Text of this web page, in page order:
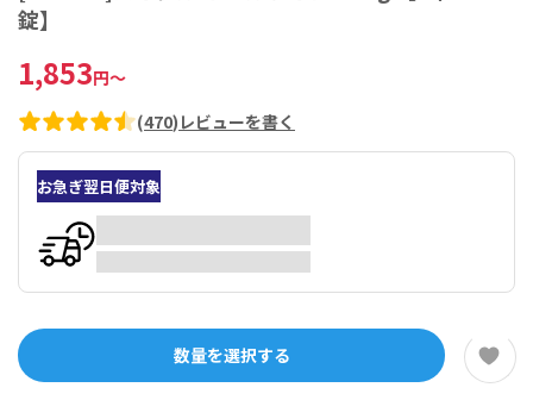
錠】
1,853円～
(470) レビューを書く
お急ぎ翌日便対象
数量を選択する